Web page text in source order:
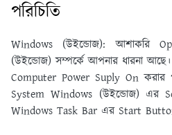
পরিচিতি
Windows (উইন্ডােজ): আশাকরি
(উইন্ডােজ) সম্পর্কে আপনার ধারনা আছে।
Computer Power Suply On করার
System Windows (উইন্ডােজ) এর
Windows Task Bar এর Start